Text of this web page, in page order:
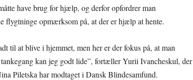
have brug for hjælp, og derfor opfordrer man
flygtninge opmærksom på, at der er hjælp at hente.
til at blive i hjemmet, men her er der fokus på, at man
kan jeg godt lide”, fortæller Yurii Ivancheskul, der
Piletska har modtaget i Dansk Blindesamfund.